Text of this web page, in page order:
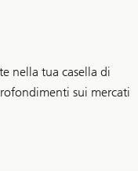
nella tua casella di
sui mercati